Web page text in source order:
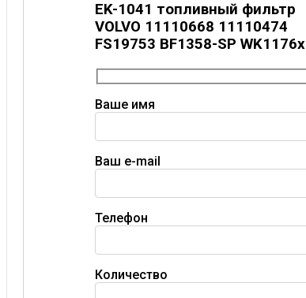
EK-1041 топливный фильтр
VOLVO 11110668 11110474
FS19753 BF1358-SP WK1176x
Ваше имя
Ваш e-mail
Телефон
Количество